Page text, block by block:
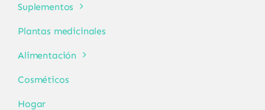
Suplementos
Plantas medicinales
Alimentación
Cosméticos
Hogar